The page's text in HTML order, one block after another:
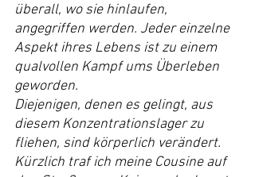
überall, wo sie hinlaufen,
angegriffen werden. Jeder einzelne
Aspekt ihres Lebens ist zu einem
qualvollen Kampf ums Überleben
geworden.
Diejenigen, denen es gelingt, aus
diesem Konzentrationslager zu
fliehen, sind körperlich verändert.
Kürzlich traf ich meine Cousine auf